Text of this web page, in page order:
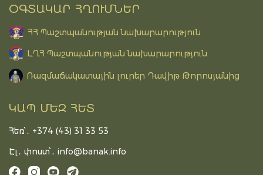
ՕԳՏԱԿԱՐ ՀՂՈՒՄՆԵՐ
ՀՀ Պաշտպանության նախարարություն
ԼՂՀ Պաշտպանության նախարարություն
Ռազմաճակատային լուրեր Դավիթ Թորոսյանից
ԿԱՊ ՄԵԶ ՀԵՏ
Հեռ՝․ +374 (43) 31 33 53
Էլ․ փոստ՝․ info@banak.info